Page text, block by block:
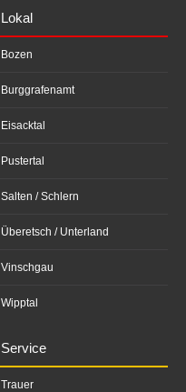
Lokal
Bozen
Burggrafenamt
Eisacktal
Pustertal
Salten / Schlern
Überetsch / Unterland
Vinschgau
Wipptal
Service
Trauer